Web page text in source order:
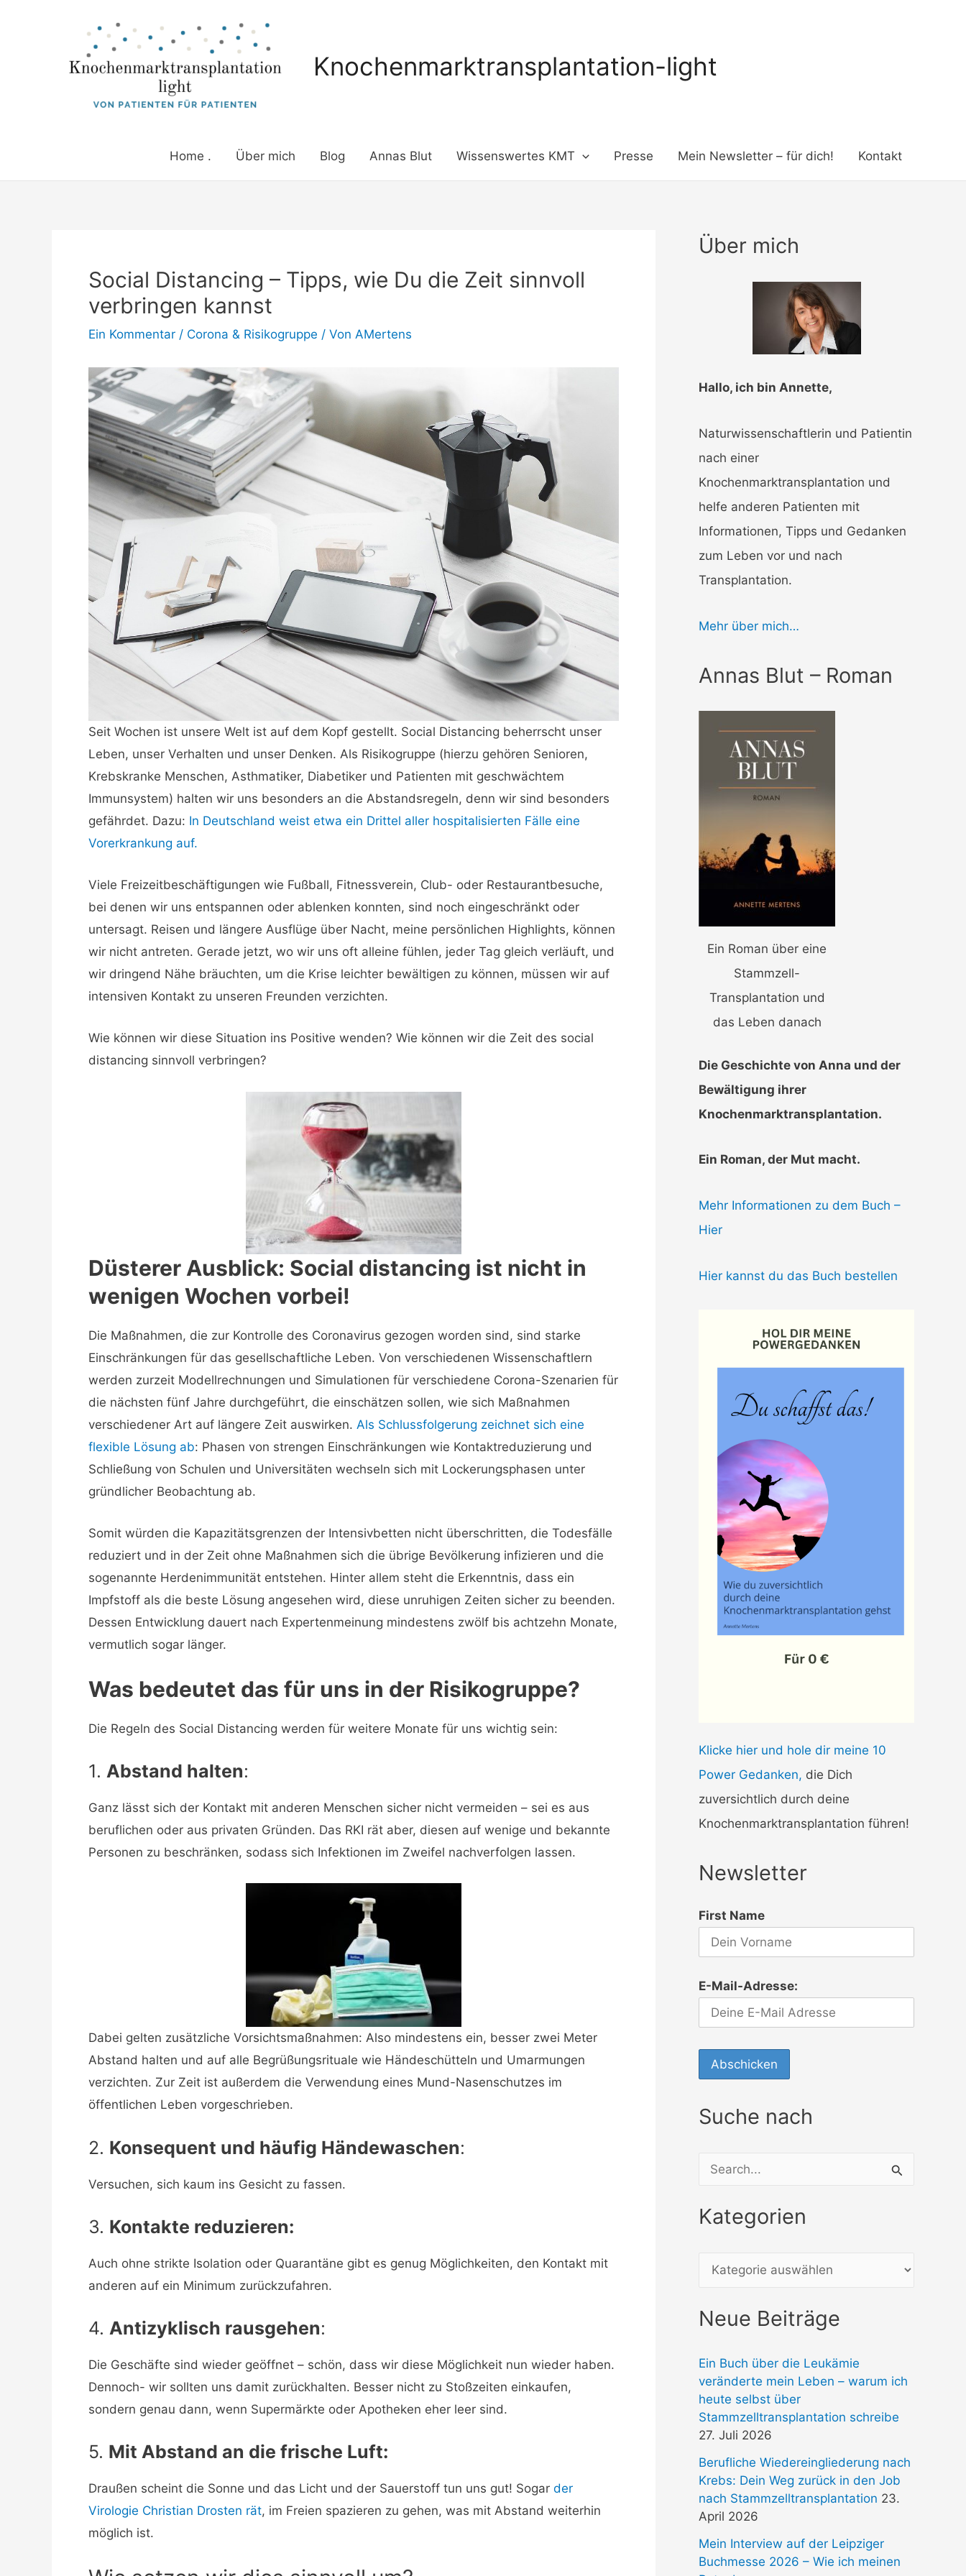
Knochenmarktransplantation-light
Home . Über mich Blog Annas Blut Wissenswertes KMT Presse Mein Newsletter – für dich! Kontakt
Social Distancing – Tipps, wie Du die Zeit sinnvoll
verbringen kannst
Ein Kommentar / Corona & Risikogruppe / Von AMertens
Seit Wochen ist unsere Welt ist auf dem Kopf gestellt. Social Distancing beherrscht unser
Leben, unser Verhalten und unser Denken. Als Risikogruppe (hierzu gehören Senioren,
Krebskranke Menschen, Asthmatiker, Diabetiker und Patienten mit geschwächtem
Immunsystem) halten wir uns besonders an die Abstandsregeln, denn wir sind besonders
gefährdet. Dazu: In Deutschland weist etwa ein Drittel aller hospitalisierten Fälle eine
Vorerkrankung auf.
Viele Freizeitbeschäftigungen wie Fußball, Fitnessverein, Club- oder Restaurantbesuche,
bei denen wir uns entspannen oder ablenken konnten, sind noch eingeschränkt oder
untersagt. Reisen und längere Ausflüge über Nacht, meine persönlichen Highlights, können
wir nicht antreten. Gerade jetzt, wo wir uns oft alleine fühlen, jeder Tag gleich verläuft, und
wir dringend Nähe bräuchten, um die Krise leichter bewältigen zu können, müssen wir auf
intensiven Kontakt zu unseren Freunden verzichten.
Wie können wir diese Situation ins Positive wenden? Wie können wir die Zeit des social
distancing sinnvoll verbringen?
Düsterer Ausblick: Social distancing ist nicht in
wenigen Wochen vorbei!
Die Maßnahmen, die zur Kontrolle des Coronavirus gezogen worden sind, sind starke
Einschränkungen für das gesellschaftliche Leben. Von verschiedenen Wissenschaftlern
werden zurzeit Modellrechnungen und Simulationen für verschiedene Corona-Szenarien für
die nächsten fünf Jahre durchgeführt, die einschätzen sollen, wie sich Maßnahmen
verschiedener Art auf längere Zeit auswirken. Als Schlussfolgerung zeichnet sich eine
flexible Lösung ab: Phasen von strengen Einschränkungen wie Kontaktreduzierung und
Schließung von Schulen und Universitäten wechseln sich mit Lockerungsphasen unter
gründlicher Beobachtung ab.
Somit würden die Kapazitätsgrenzen der Intensivbetten nicht überschritten, die Todesfälle
reduziert und in der Zeit ohne Maßnahmen sich die übrige Bevölkerung infizieren und die
sogenannte Herdenimmunität entstehen. Hinter allem steht die Erkenntnis, dass ein
Impfstoff als die beste Lösung angesehen wird, diese unruhigen Zeiten sicher zu beenden.
Dessen Entwicklung dauert nach Expertenmeinung mindestens zwölf bis achtzehn Monate,
vermutlich sogar länger.
Was bedeutet das für uns in der Risikogruppe?
Die Regeln des Social Distancing werden für weitere Monate für uns wichtig sein:
1. Abstand halten:
Ganz lässt sich der Kontakt mit anderen Menschen sicher nicht vermeiden – sei es aus
beruflichen oder aus privaten Gründen. Das RKI rät aber, diesen auf wenige und bekannte
Personen zu beschränken, sodass sich Infektionen im Zweifel nachverfolgen lassen.
Dabei gelten zusätzliche Vorsichtsmaßnahmen: Also mindestens ein, besser zwei Meter
Abstand halten und auf alle Begrüßungsrituale wie Händeschütteln und Umarmungen
verzichten. Zur Zeit ist außerdem die Verwendung eines Mund-Nasenschutzes im
öffentlichen Leben vorgeschrieben.
2. Konsequent und häufig Händewaschen:
Versuchen, sich kaum ins Gesicht zu fassen.
3. Kontakte reduzieren:
Auch ohne strikte Isolation oder Quarantäne gibt es genug Möglichkeiten, den Kontakt mit
anderen auf ein Minimum zurückzufahren.
4. Antizyklisch rausgehen:
Die Geschäfte sind wieder geöffnet – schön, dass wir diese Möglichkeit nun wieder haben.
Dennoch- wir sollten uns damit zurückhalten. Besser nicht zu Stoßzeiten einkaufen,
sondern genau dann, wenn Supermärkte oder Apotheken eher leer sind.
5. Mit Abstand an die frische Luft:
Draußen scheint die Sonne und das Licht und der Sauerstoff tun uns gut! Sogar der
Virologie Christian Drosten rät, im Freien spazieren zu gehen, was mit Abstand weiterhin
möglich ist.
Über mich
Hallo, ich bin Annette,
Naturwissenschaftlerin und Patientin
nach einer
Knochenmarktransplantation und
helfe anderen Patienten mit
Informationen, Tipps und Gedanken
zum Leben vor und nach
Transplantation.
Mehr über mich…
Annas Blut – Roman
Ein Roman über eine
Stammzell-
Transplantation und
das Leben danach
Die Geschichte von Anna und der
Bewältigung ihrer
Knochenmarktransplantation.
Ein Roman, der Mut macht.
Mehr Informationen zu dem Buch –
Hier
Hier kannst du das Buch bestellen
Klicke hier und hole dir meine 10
Power Gedanken, die Dich
zuversichtlich durch deine
Knochenmarktransplantation führen!
Newsletter
First Name
E-Mail-Adresse:
Suche nach
c
n
c
h
:
Kategorien
K
r
e
n
Neue Beiträge
Ein Buch über die Leukämie
veränderte mein Leben – warum ich
heute selbst über
Stammzelltransplantation schreibe
27. Juli 2026
Berufliche Wiedereingliederung nach
Krebs: Dein Weg zurück in den Job
nach Stammzelltransplantation 23.
April 2026
Mein Interview auf der Leipziger
Buchmesse 2026 – Wie ich meinen